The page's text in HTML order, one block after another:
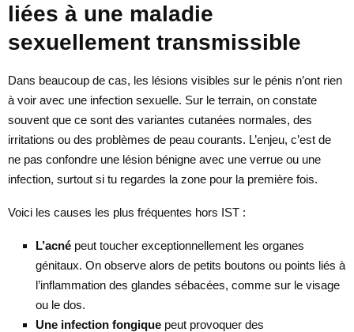
liées à une maladie
sexuellement transmissible
Dans beaucoup de cas, les lésions visibles sur le pénis n’ont rien
à voir avec une infection sexuelle. Sur le terrain, on constate
souvent que ce sont des variantes cutanées normales, des
irritations ou des problèmes de peau courants. L’enjeu, c’est de
ne pas confondre une lésion bénigne avec une verrue ou une
infection, surtout si tu regardes la zone pour la première fois.
Voici les causes les plus fréquentes hors IST :
L’acné peut toucher exceptionnellement les organes
génitaux. On observe alors de petits boutons ou points liés à
l’inflammation des glandes sébacées, comme sur le visage
ou le dos.
Une infection fongique peut provoquer des